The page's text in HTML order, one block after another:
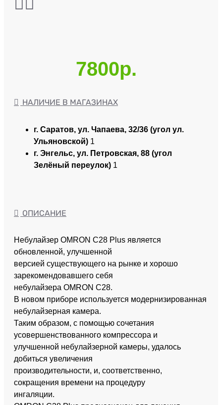
7800р.
НАЛИЧИЕ В МАГАЗИНАХ
г. Саратов, ул. Чапаева, 32/36 (угол ул.
Ульяновской) 1
г. Энгельс, ул. Петровская, 88 (угол
Зелёный переулок) 1
ОПИСАНИЕ
Небулайзер OMRON C28 Plus является
обновленной, улучшенной
версией существующего на рынке и хорошо
зарекомендовавшего себя
небулайзера OMRON C28.
В новом приборе используется модернизированная
небулайзерная камера.
Таким образом, с помощью сочетания
усовершенствованного компрессора и
улучшенной небулайзерной камеры, удалось
добиться увеличения
производительности, и, соответственно,
сокращения времени на процедуру
ингаляции.